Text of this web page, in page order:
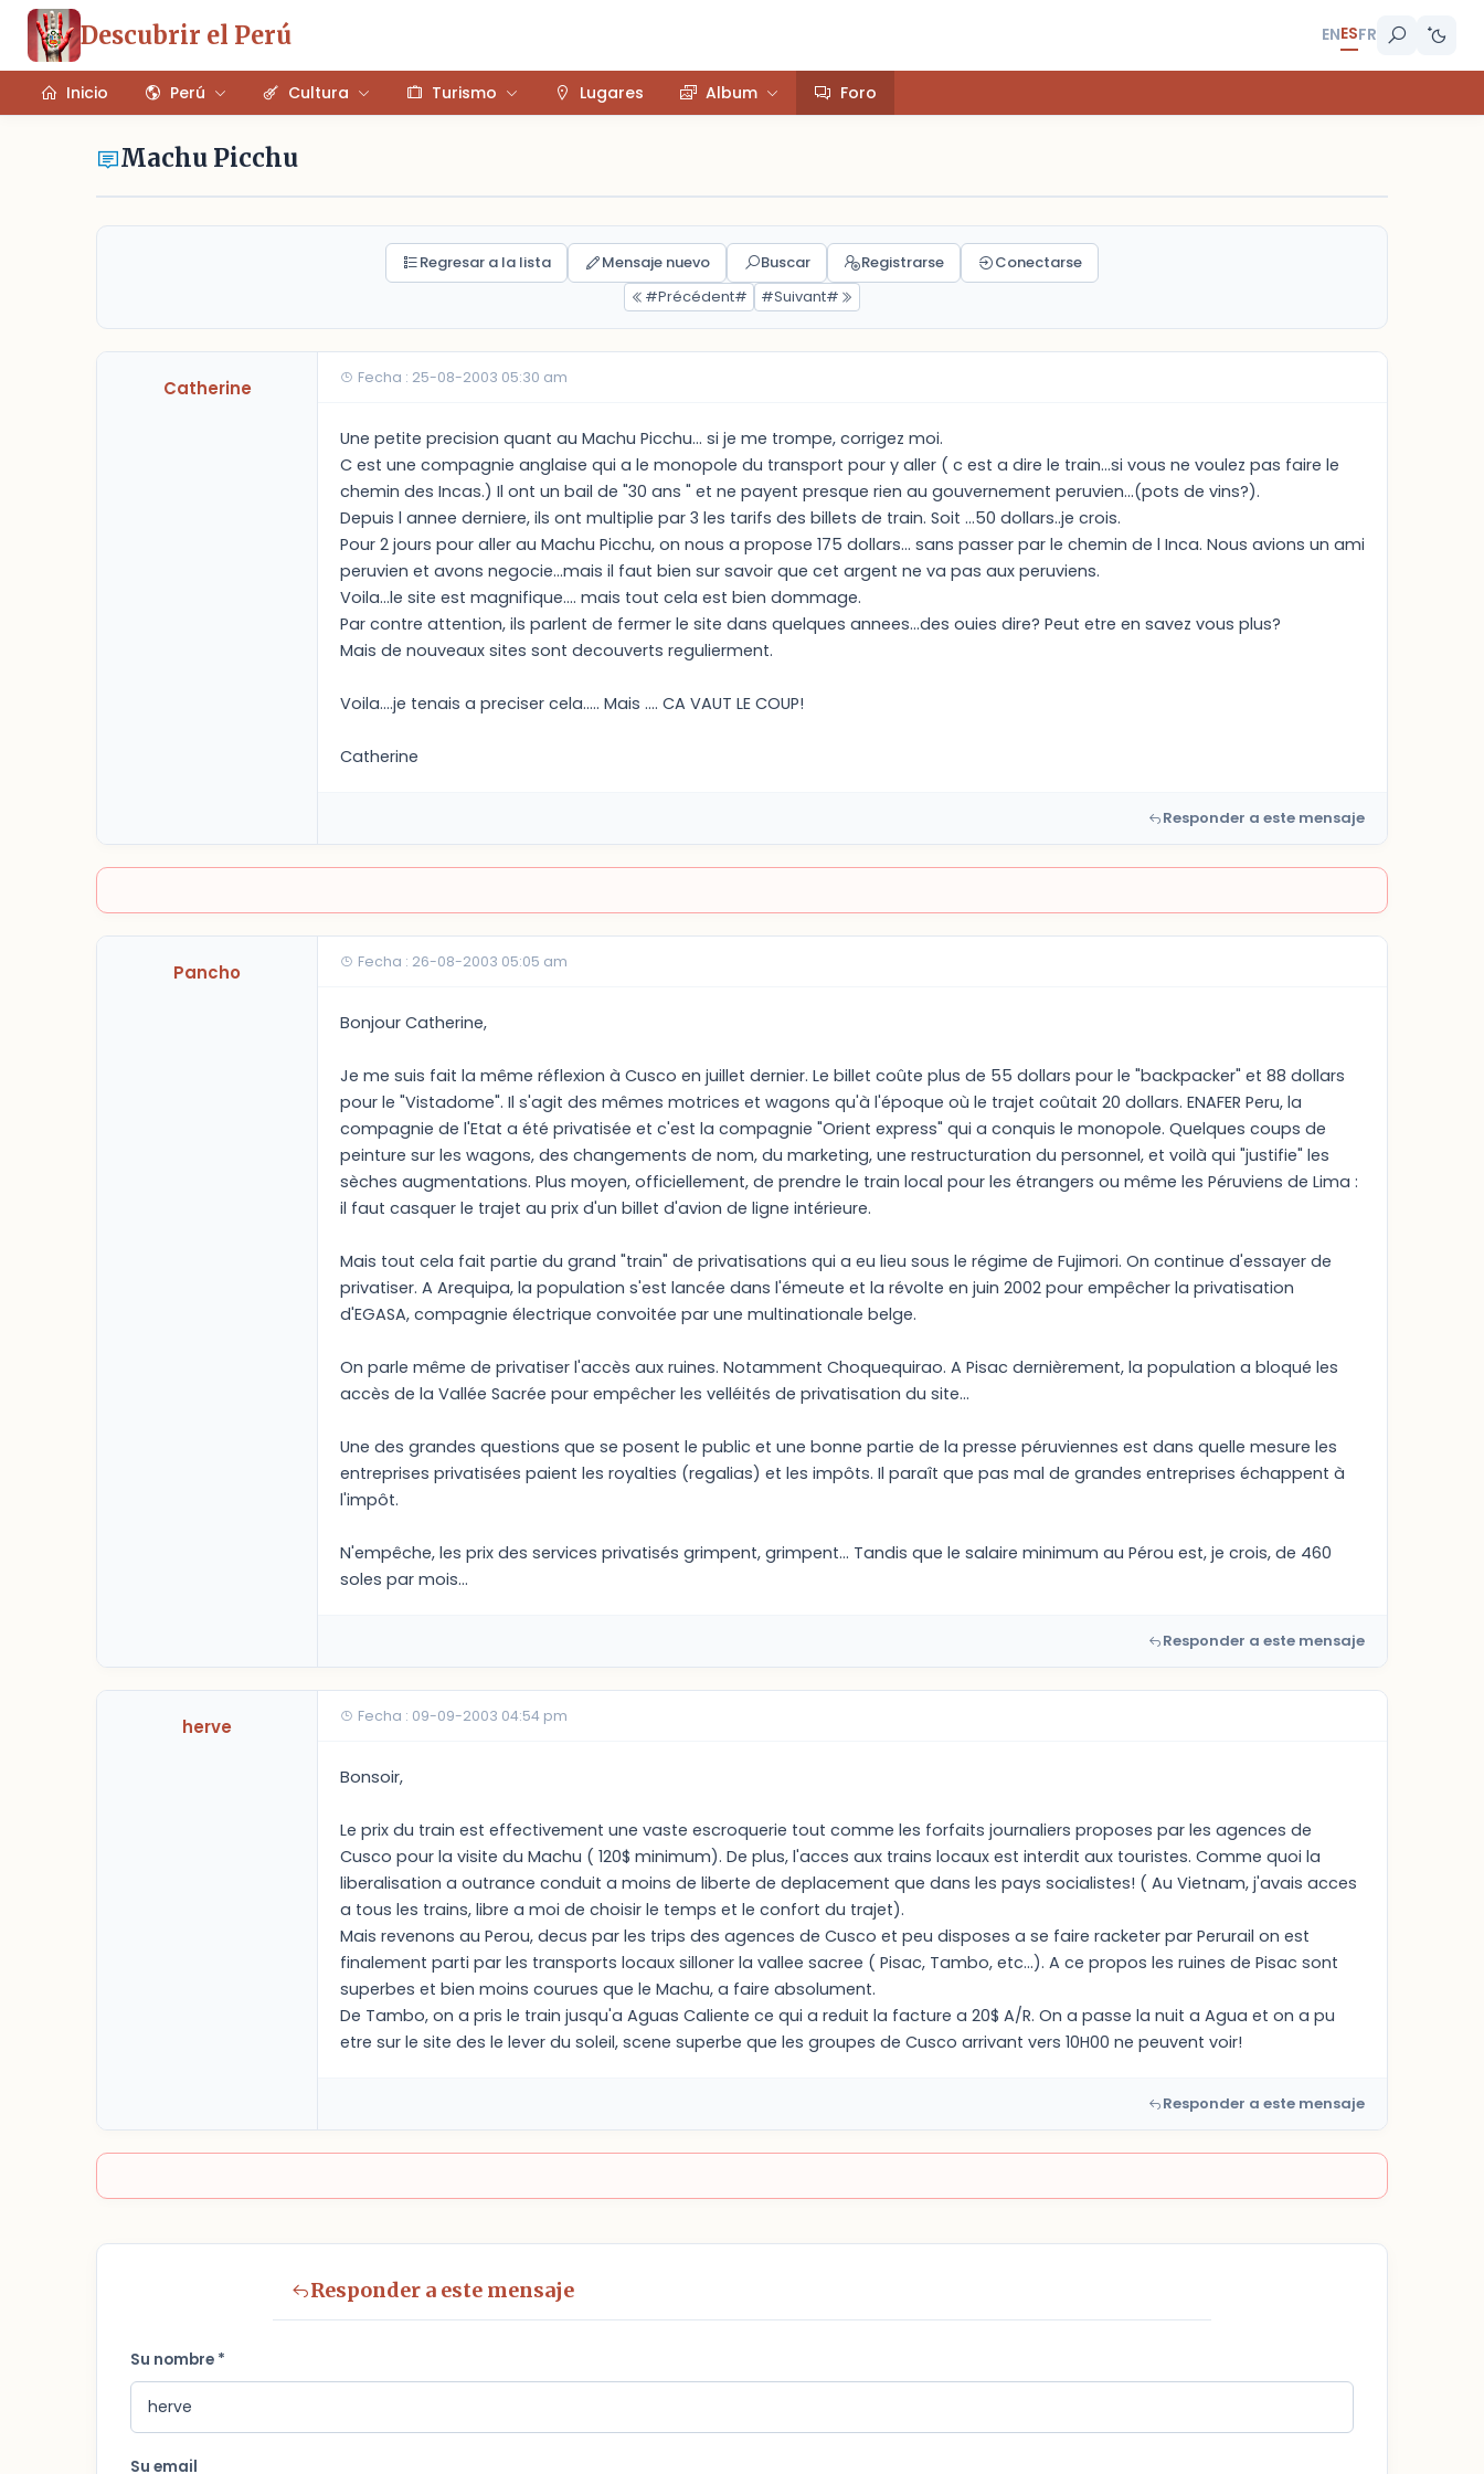
Descubrir el Perú ENESFR
Inicio Perú Cultura Turismo Lugares Album Foro
Machu Picchu
Regresar a la lista Mensaje nuevo Buscar Registrarse
Conectarse
#Précédent#
#Suivant#
Catherine Fecha : 25-08-2003 05:30 am
Une petite precision quant au Machu Picchu... si je me trompe, corrigez moi.
C est une compagnie anglaise qui a le monopole du transport pour y aller ( c est a dire le train...si vous ne voulez pas faire le
chemin des Incas.) Il ont un bail de "30 ans " et ne payent presque rien au gouvernement peruvien...(pots de vins?).
Depuis l annee derniere, ils ont multiplie par 3 les tarifs des billets de train. Soit ...50 dollars..je crois.
Pour 2 jours pour aller au Machu Picchu, on nous a propose 175 dollars... sans passer par le chemin de l Inca. Nous avions un ami
peruvien et avons negocie...mais il faut bien sur savoir que cet argent ne va pas aux peruviens.
Voila...le site est magnifique.... mais tout cela est bien dommage.
Par contre attention, ils parlent de fermer le site dans quelques annees...des ouies dire? Peut etre en savez vous plus?
Mais de nouveaux sites sont decouverts regulierment.
Voila....je tenais a preciser cela..... Mais .... CA VAUT LE COUP!
Catherine
Responder a este mensaje
Pancho Fecha : 26-08-2003 05:05 am
Bonjour Catherine,
Je me suis fait la même réflexion à Cusco en juillet dernier. Le billet coûte plus de 55 dollars pour le "backpacker" et 88 dollars
pour le "Vistadome". Il s'agit des mêmes motrices et wagons qu'à l'époque où le trajet coûtait 20 dollars. ENAFER Peru, la
compagnie de l'Etat a été privatisée et c'est la compagnie "Orient express" qui a conquis le monopole. Quelques coups de
peinture sur les wagons, des changements de nom, du marketing, une restructuration du personnel, et voilà qui "justifie" les
sèches augmentations. Plus moyen, officiellement, de prendre le train local pour les étrangers ou même les Péruviens de Lima :
il faut casquer le trajet au prix d'un billet d'avion de ligne intérieure.
Mais tout cela fait partie du grand "train" de privatisations qui a eu lieu sous le régime de Fujimori. On continue d'essayer de
privatiser. A Arequipa, la population s'est lancée dans l'émeute et la révolte en juin 2002 pour empêcher la privatisation
d'EGASA, compagnie électrique convoitée par une multinationale belge.
On parle même de privatiser l'accès aux ruines. Notamment Choquequirao. A Pisac dernièrement, la population a bloqué les
accès de la Vallée Sacrée pour empêcher les velléités de privatisation du site...
Une des grandes questions que se posent le public et une bonne partie de la presse péruviennes est dans quelle mesure les
entreprises privatisées paient les royalties (regalias) et les impôts. Il paraît que pas mal de grandes entreprises échappent à
l'impôt.
N'empêche, les prix des services privatisés grimpent, grimpent... Tandis que le salaire minimum au Pérou est, je crois, de 460
soles par mois...
Responder a este mensaje
herve Fecha : 09-09-2003 04:54 pm
Bonsoir,
Le prix du train est effectivement une vaste escroquerie tout comme les forfaits journaliers proposes par les agences de
Cusco pour la visite du Machu ( 120$ minimum). De plus, l'acces aux trains locaux est interdit aux touristes. Comme quoi la
liberalisation a outrance conduit a moins de liberte de deplacement que dans les pays socialistes! ( Au Vietnam, j'avais acces
a tous les trains, libre a moi de choisir le temps et le confort du trajet).
Mais revenons au Perou, decus par les trips des agences de Cusco et peu disposes a se faire racketer par Perurail on est
finalement parti par les transports locaux silloner la vallee sacree ( Pisac, Tambo, etc...). A ce propos les ruines de Pisac sont
superbes et bien moins courues que le Machu, a faire absolument.
De Tambo, on a pris le train jusqu'a Aguas Caliente ce qui a reduit la facture a 20$ A/R. On a passe la nuit a Agua et on a pu
etre sur le site des le lever du soleil, scene superbe que les groupes de Cusco arrivant vers 10H00 ne peuvent voir!
Responder a este mensaje
Responder a este mensaje
Su nombre *
Su email